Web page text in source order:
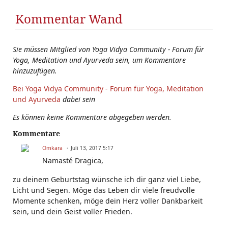
Kommentar Wand
Sie müssen Mitglied von Yoga Vidya Community - Forum für
Yoga, Meditation und Ayurveda sein, um Kommentare
hinzuzufügen.
Bei Yoga Vidya Community - Forum für Yoga, Meditation
und Ayurveda dabei sein
Es können keine Kommentare abgegeben werden.
Kommentare
Omkara Juli 13, 2017 5:17
Namasté Dragica,
zu deinem Geburtstag wünsche ich dir ganz viel Liebe,
Licht und Segen. Möge das Leben dir viele freudvolle
Momente schenken, möge dein Herz voller Dankbarkeit
sein, und dein Geist voller Frieden.